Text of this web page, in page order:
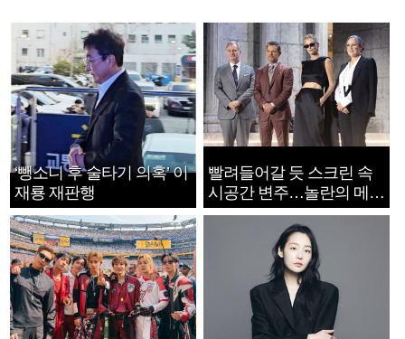
‘뺑소니 후 술타기 의혹’ 이
재룡 재판행
빨려들어갈 듯 스크린 속
시공간 변주…놀란의 메시
지는 ‘전쟁 속죄’